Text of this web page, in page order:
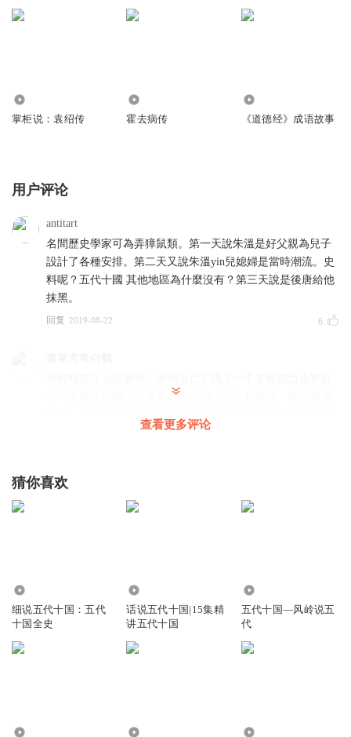
掌柜说：袁绍传 霍去病传 《道德经》成语故事
用户评论
antitart
名間歷史學家可為弄獐鼠類。第一天說朱溫是好父親為兒子
設計了各種安排。第二天又說朱溫yin兒媳婦是當時潮流。史
料呢？五代十國 其他地區為什麼沒有？第三天說是後唐給他
抹黑。
回复 2019-08-22 6
公司发展的极限。汉文化是内求的，天生有缺憾。阮籍载酒
汉文化的不足，北魏重装上阵，有了唐朝。那宋朝算不算回
后唐朝彻底没了。明朝是彻底的回归。唐朝为什么不能再继
续。今天算不算另一个唐朝，用西方的东西弥补了自身的不
一只ut党
如果说别人胡说，那自己就不能胡说，自己不严谨，就不能
说别人乱说，这没错吧。 回顾历史检讨自我，没问题，但也
他们屠杀劫掠的是坏的人更容易跟自己人解释。 最后一点，
查看更多评论
猜你喜欢
细说五代十国：五代
十国全史
话说五代十国|15集精
讲五代十国
五代十国—风岭说五
代